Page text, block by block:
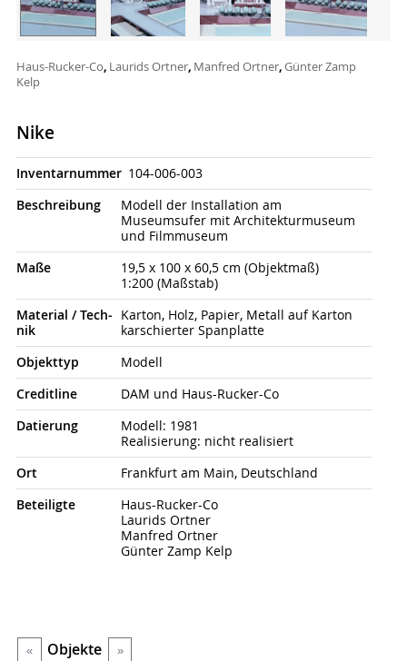
Haus-Rucker-Co, Laurids Ortner, Manfred Ortner,Günter Zamp
Kelp
Nike
Inventarnummer 104-006-003
Beschrei­bung
Modell der Installation am
Museumsufer mit Architekturmuseum
und Filmmuseum
Maße
19,5 x 100 x 60,5 cm (Objektmaß)
1:200 (Maßstab)
Material / Tech­
nik
Karton, Holz, Papier, Metall auf Karton
karschierter Spanplatte
Objekt­typ
Modell
Credit­line
DAM und Haus-Rucker-Co
Datierung
Modell: 1981
Realisierung: nicht realisiert
Ort
Frankfurt am Main, Deutschland
Beteiligte
Haus-Rucker-Co
Laurids Ortner
Manfred Ortner
Günter Zamp Kelp
« Objekte »